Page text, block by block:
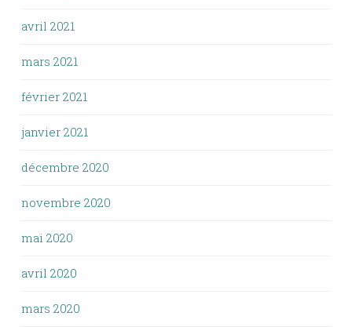
avril 2021
mars 2021
février 2021
janvier 2021
décembre 2020
novembre 2020
mai 2020
avril 2020
mars 2020